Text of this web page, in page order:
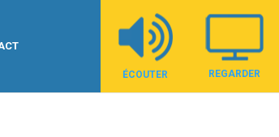
ÉCOUTER REGARDER